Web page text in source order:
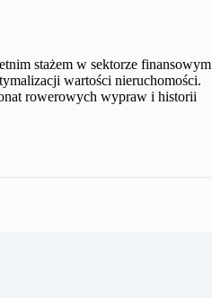
stażem w sektorze finansowym
wartości nieruchomości.
rowerowych wypraw i historii